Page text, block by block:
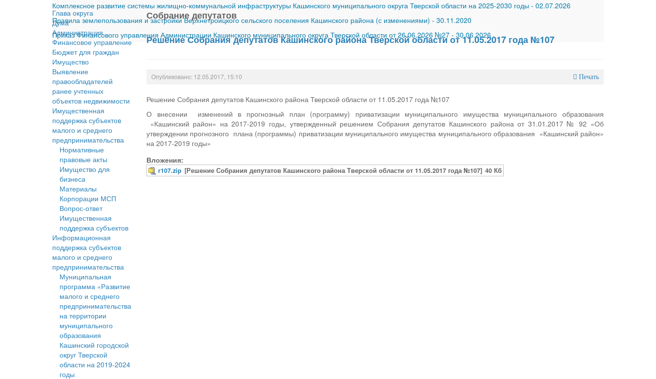
Комплексное развитие системы жилищно-коммунальной инфраструктуры Кашинского муниципального округа Тверской области на 2025-2030 годы - 02.07.2026
Правила землепользования и застройки Верхнетроицкого сельского поселения Кашинского района (с изменениями) - 30.11.2020
Приказ Финансового управления Администрации Кашинского муниципального округа Тверской области от 26.06.2026 №27 - 30.06.2026
Глава округа
Дума
Администрация
Финансовое управление
Бюджет для граждан
Имущество
Выявление
правообладателей
ранее учтенных
объектов недвижимости
Имущественная
поддержка субъектов
малого и среднего
предпринимательства
Нормативные
правовые акты
Имущество для
бизнеса
Материалы
Корпорации МСП
Вопрос-ответ
Имущественная
поддержка субъектов
Информационная
поддержка субъектов
малого и среднего
предпринимательства
Муниципальная
программа «Развитие
малого и среднего
предпринимательства
на территории
муниципального
образования
Кашинский городской
округ Тверской
области на 2019-2024
годы
Собрание депутатов
Решение Собрания депутатов Кашинского района Тверской области от 11.05.2017 года №107
Опубликовано: 12.05.2017, 15:10 Печать
Решение Собрания депутатов Кашинского района Тверской области от 11.05.2017 года №107
О внесении изменений в прогнозный план (программу) приватизации муниципального имущества муниципального образования
«Кашинский район» на 2017-2019 годы, утвержденный решением Собрания депутатов Кашинского района от 31.01.2017 № 92 «Об
утверждении прогнозного плана (программы) приватизации муниципального имущества муниципального образования «Кашинский район»
на 2017-2019 годы»
Вложения:
r107.zip [Решение Собрания депутатов Кашинского района Тверской области от 11.05.2017 года №107] 40 Кб